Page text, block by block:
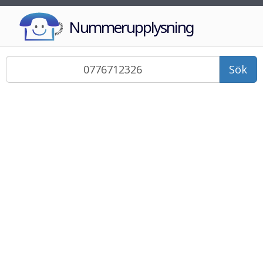
Nummerupplysning
Sök